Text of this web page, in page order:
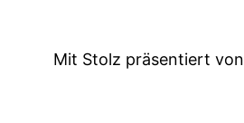
Mit Stolz präsentiert von